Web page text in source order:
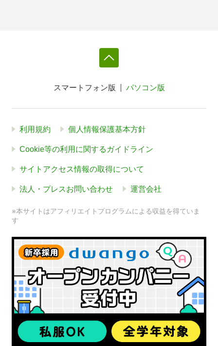
スマートフォン版 パソコン版
利用規約 個人情報保護基本方針
Cookie等の利用に関するガイドライン
サイトアクセス情報の取得について
法人・プレスお問い合わせ 運営会社
※本サイトはアフィリエイトプログラムによる収益を得ていま
す